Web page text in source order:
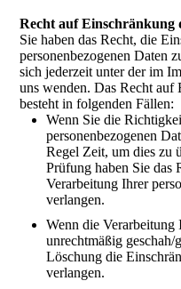
Recht auf Einschränkung
Sie haben das Recht, die
personenbezogenen Daten
sich jederzeit unter der im
uns wenden. Das Recht auf
besteht in folgenden Fällen:
Wenn Sie die
personenbezogenen
Regel Zeit, um dies zu
Prüfung haben Sie das
Verarbeitung Ihrer
verlangen.
Wenn die Verarbeitung
unrechtmäßig geschah/
Löschung die
verlangen.